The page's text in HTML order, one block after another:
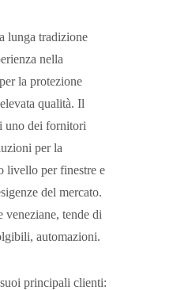
lunga tradizione
nella
la protezione
qualità. Il
uno dei fornitori
per la
livello per finestre e
del mercato.
veneziane, tende di
automazioni.
principali clienti: